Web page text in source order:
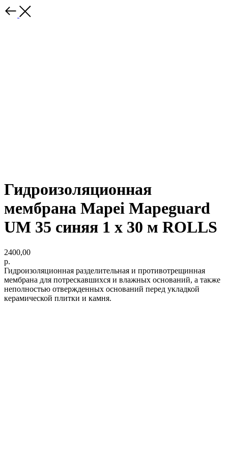
Гидроизоляционная
мембрана Mapei Mapeguard
UM 35 синяя 1 х 30 м ROLLS
2400,00
р.
Гидроизоляционная разделительная и противотрещинная
мембрана для потрескавшихся и влажных оснований, а также
неполностью отвержденных оснований перед укладкой
керамической плитки и камня.